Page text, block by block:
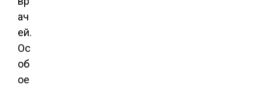
ач
ей.
Ос
об
ое